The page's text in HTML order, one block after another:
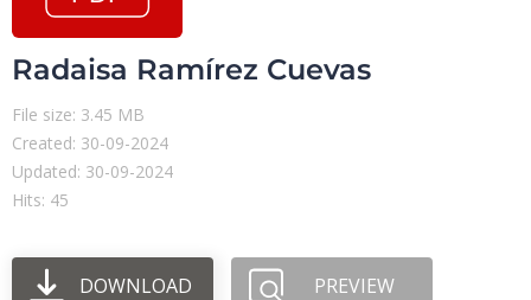
Radaisa Ramírez Cuevas
File size: 3.45 MB
Created: 30-09-2024
Updated: 30-09-2024
Hits: 45
DOWNLOAD PREVIEW